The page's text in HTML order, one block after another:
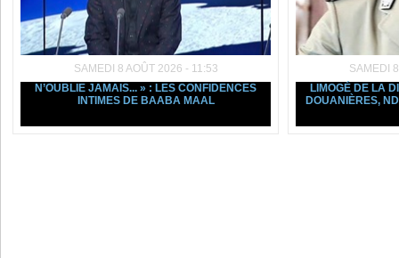
SAMEDI 8 AOÛT 2026 - 11:53
N’OUBLIE JAMAIS... » : LES CONFIDENCES
INTIMES DE BAABA MAAL
SAMEDI
LIMOGÉ DE LA
DOUANIÈRES,